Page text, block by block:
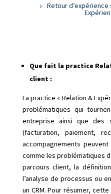
Retour
Que fait la practice
client :
La practice « Relation &
problématiques qui
entreprise ainsi que des
(facturation, paiement,
accompagnements
comme les problématiques
parcours client, la
l’analyse de processus ou
un CRM. Pour résumer,